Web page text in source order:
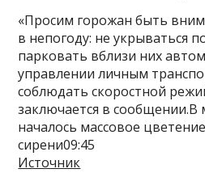
«Просим горожан быть
в непогоду: не укрываться
парковать вблизи них
управлении личным
соблюдать скоростной
заключается в сообщении.В
началось массовое
сирени09:45
Источник